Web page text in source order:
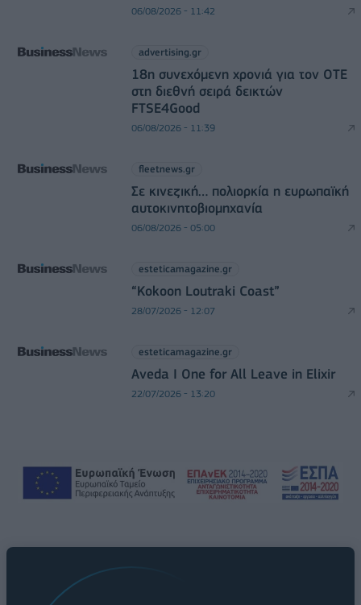
06/08/2026 - 11:42
advertising.gr
18η συνεχόμενη χρονιά για τον ΟΤΕ
στη διεθνή σειρά δεικτών
FTSE4Good
06/08/2026 - 11:39
fleetnews.gr
Σε κινεζική… πολιορκία η ευρωπαϊκή
αυτοκινητοβιομηχανία
06/08/2026 - 05:00
esteticamagazine.gr
“Kokoon Loutraki Coast”
28/07/2026 - 12:07
esteticamagazine.gr
Aveda I One for All Leave in Elixir
22/07/2026 - 13:20